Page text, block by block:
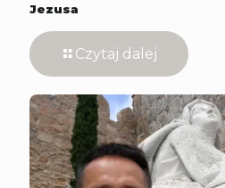
Jezusa
Czytaj dalej